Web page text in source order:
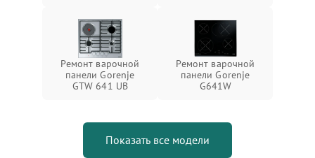
Ремонт варочной
панели Gorenje
GTW 641 UB
Ремонт варочной
панели Gorenje
G641W
Показать все модели